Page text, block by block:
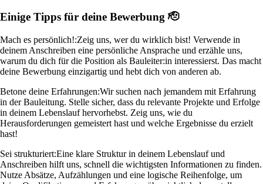
Einige Tipps für deine Bewerbung 🫡
Mach es persönlich!:Zeig uns, wer du wirklich bist! Verwende in
deinem Anschreiben eine persönliche Ansprache und erzähle uns,
warum du dich für die Position als Bauleiter:in interessierst. Das macht
deine Bewerbung einzigartig und hebt dich von anderen ab.
Betone deine Erfahrungen:Wir suchen nach jemandem mit Erfahrung
in der Bauleitung. Stelle sicher, dass du relevante Projekte und Erfolge
in deinem Lebenslauf hervorhebst. Zeig uns, wie du
Herausforderungen gemeistert hast und welche Ergebnisse du erzielt
hast!
Sei strukturiert:Eine klare Struktur in deinem Lebenslauf und
Anschreiben hilft uns, schnell die wichtigsten Informationen zu finden.
Nutze Absätze, Aufzählungen und eine logische Reihenfolge, um